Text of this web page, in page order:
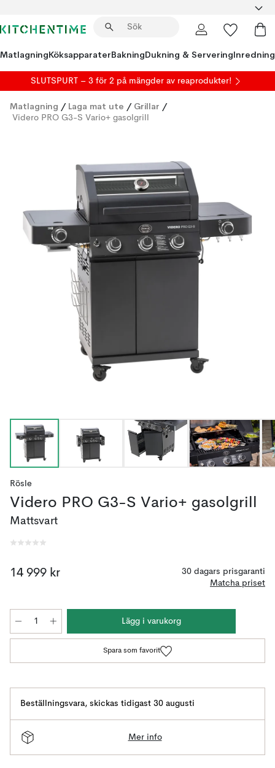
MatlagningKöksapparaterBakningDukning & ServeringInredning
SLUTSPURT – 3 för 2 på mängder av reaprodukter!
Matlagning / Laga mat ute / Grillar /
Videro PRO G3-S Vario+ gasolgrill
Rösle
Videro PRO G3-S Vario+ gasolgrill
Mattsvart
14 999 kr
30 dagars prisgaranti
Matcha priset
Lägg i varukorg
Spara som favorit
Beställningsvara, skickas tidigast 30 augusti
Mer info